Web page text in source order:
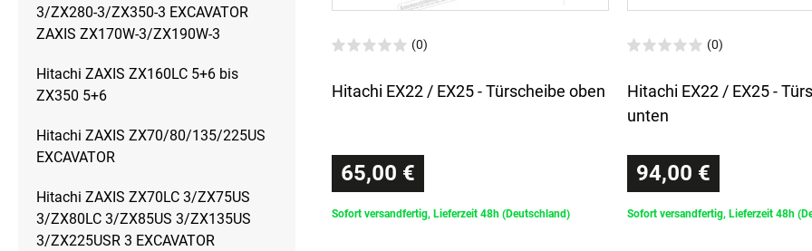
3/ZX280-3/ZX350-3 EXCAVATOR
ZAXIS ZX170W-3/ZX190W-3
Hitachi ZAXIS ZX160LC 5+6 bis
ZX350 5+6
Hitachi ZAXIS ZX70/80/135/225US
EXCAVATOR
Hitachi ZAXIS ZX70LC 3/ZX75US
3/ZX80LC 3/ZX85US 3/ZX135US
3/ZX225USR 3 EXCAVATOR
(0)
Hitachi EX22 / EX25 - Türscheibe oben
65,00 €
Sofort versandfertig, Lieferzeit 48h (Deutschland)
(0)
Hitachi EX22 / EX25 -
unten
94,00 €
Sofort versandfertig, Lieferzeit 48h